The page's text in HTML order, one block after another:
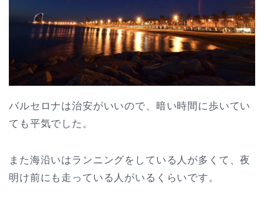
バルセロナは治安がいいので、暗い時間に歩いてい
ても平気でした。
また海沿いはランニングをしている人が多くて、夜
明け前にも走っている人がいるくらいです。